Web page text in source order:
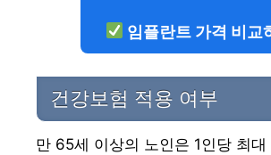
임플란트 가격 비교
건강보험 적용 여부
만 65세 이상의 노인은 1인당 최대